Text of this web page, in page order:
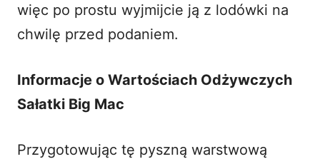
więc po prostu wyjmijcie ją z lodówki na
chwilę przed podaniem.
Informacje o Wartościach Odżywczych
Sałatki Big Mac
Przygotowując tę pyszną warstwową